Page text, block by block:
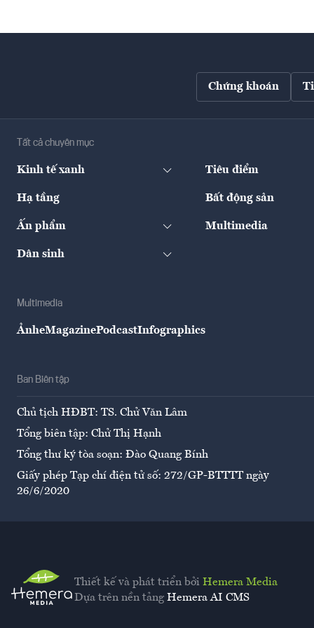
Chứng khoán
Tất cả chuyên mục
Kinh tế xanh Tiêu điểm
Hạ tầng Bất động sản
Ấn phẩm Multimedia
Dân sinh
Multimedia
ẢnheMagazinePodcastInfographics
Ban Biên tập
Chủ tịch HĐBT: TS. Chử Văn Lâm
Tổng biên tập: Chử Thị Hạnh
Tổng thư ký tòa soạn: Đào Quang Bính
Giấy phép Tạp chí điện tử số: 272/GP-BTTTT ngày
26/6/2020
Thiết kế và phát triển bởi Hemera Media
Dựa trên nền tảng Hemera AI CMS